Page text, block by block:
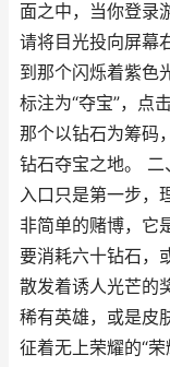
面之中，当你登录
请将目光投向屏幕
到那个闪烁着紫色
标注为“夺宝”，点
那个以钻石为筹码
钻石夺宝之地。 二
入口只是第一步，
非简单的赌博，它
要消耗六十钻石，
散发着诱人光芒的
稀有英雄，或是皮
征着无上荣耀的“